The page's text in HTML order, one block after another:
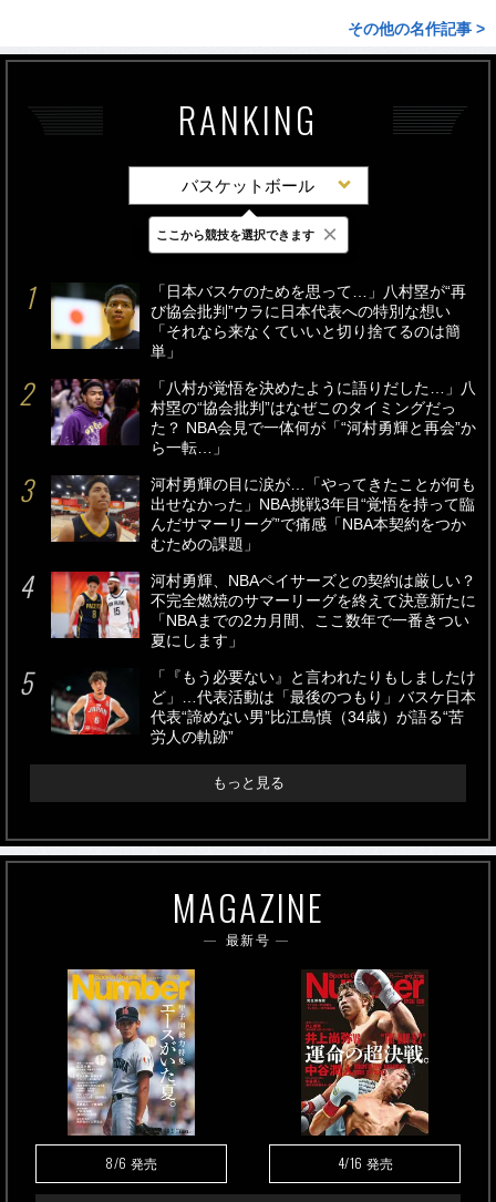
その他の名作記事 >
RANKING
バスケットボール
最新 24時間 週間
「日本バスケのためを思って…」八村塁が“再
び協会批判”ウラに日本代表への特別な想い
「それなら来なくていいと切り捨てるのは簡
単」
「八村が覚悟を決めたように語りだした…」八
村塁の“協会批判”はなぜこのタイミングだっ
た？ NBA会見で一体何が「“河村勇輝と再会”か
ら一転…」
河村勇輝の目に涙が…「やってきたことが何も
出せなかった」NBA挑戦3年目“覚悟を持って臨
んだサマーリーグ”で痛感「NBA本契約をつか
むための課題」
河村勇輝、NBAペイサーズとの契約は厳しい？
不完全燃焼のサマーリーグを終えて決意新たに
「NBAまでの2カ月間、ここ数年で一番きつい
夏にします」
「『もう必要ない』と言われたりもしましたけ
ど」…代表活動は「最後のつもり」バスケ日本
代表“諦めない男”比江島慎（34歳）が語る“苦
労人の軌跡”
もっと見る
MAGAZINE
最新号
8/6 発売 4/16 発売
ここから競技を選択できます ×